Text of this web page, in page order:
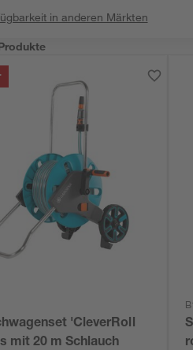
in anderen Märkten
'CleverRoll
mit 20 m Schlauch
B1